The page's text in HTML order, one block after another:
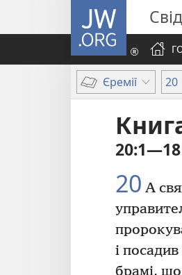
JW.ORG
Єремії 20
20:1—18
20 А
і